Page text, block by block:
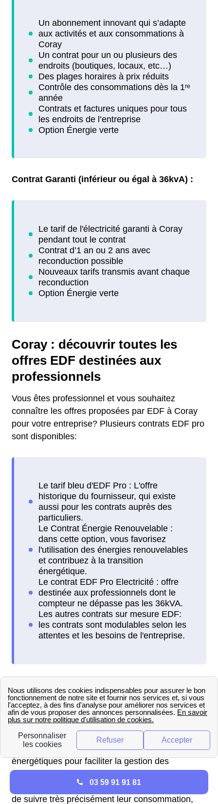
Contrat Garanti (inférieur ou égal à 36kvA) :
Coray : découvrir toutes les
offres EDF destinées aux
professionnels
Vous êtes professionnel et vous souhaitez
connaître les offres proposées par EDF à Coray
pour votre entreprise? Plusieurs contrats EDF pro
sont disponibles:
entreprises pour les aider à optimiser leur
consommation d'énergie en ayant un suivi
régulier. En quelques clics depuis le site internet
d'EDF, les professionnels peuvent suivre de près
leur consommation, avoir accès à leurs factures
énergétiques pour faciliter la gestion des
comptes. Par ailleurs, EDF Coray propose un
simulateur permettant aux entreprises Coraiennes
de suivre très précisément leur consommation,
03 59 91 91 81